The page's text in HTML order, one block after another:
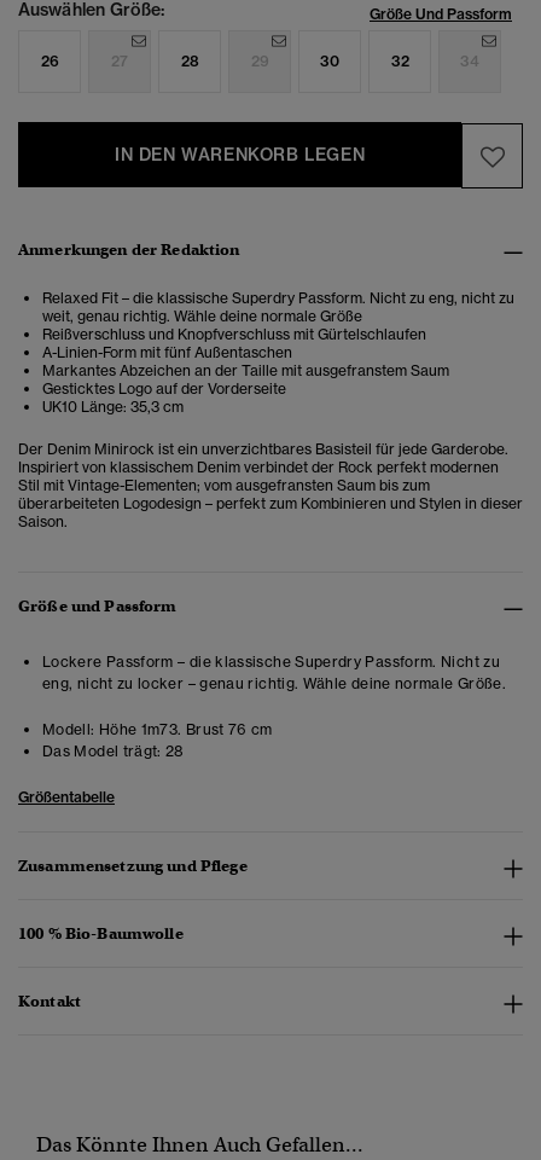
Auswählen Größe: Größe Und Passform
26 27 28 29 30 32 34
IN DEN WARENKORB LEGEN
Anmerkungen der Redaktion
Relaxed Fit – die klassische Superdry Passform. Nicht zu eng, nicht zu
weit, genau richtig. Wähle deine normale Größe
Reißverschluss und Knopfverschluss mit Gürtelschlaufen
A-Linien-Form mit fünf Außentaschen
Markantes Abzeichen an der Taille mit ausgefranstem Saum
Gesticktes Logo auf der Vorderseite
UK10 Länge: 35,3 cm
Der Denim Minirock ist ein unverzichtbares Basisteil für jede Garderobe.
Inspiriert von klassischem Denim verbindet der Rock perfekt modernen
Stil mit Vintage-Elementen; vom ausgefransten Saum bis zum
überarbeiteten Logodesign – perfekt zum Kombinieren und Stylen in dieser
Saison.
Größe und Passform
Lockere Passform – die klassische Superdry Passform. Nicht zu
eng, nicht zu locker – genau richtig. Wähle deine normale Größe.
Modell: Höhe 1m73. Brust 76 cm
Das Model trägt: 28
Größentabelle
Zusammensetzung und Pflege
100 % Bio-Baumwolle
Kontakt
Das Könnte Ihnen Auch Gefallen...